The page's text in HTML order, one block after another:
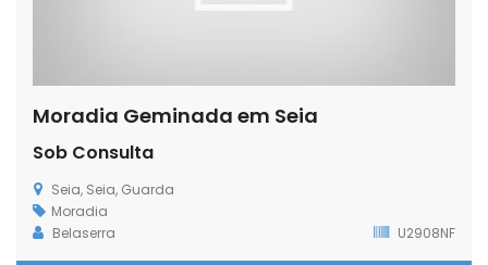
Moradia Geminada em Seia
Sob Consulta
Seia, Seia, Guarda
Moradia
Belaserra
U2908NF